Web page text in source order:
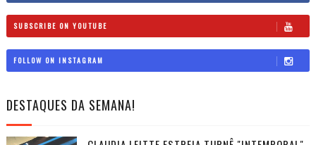
SUBSCRIBE ON YOUTUBE
FOLLOW ON INSTAGRAM
DESTAQUES DA SEMANA!